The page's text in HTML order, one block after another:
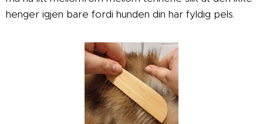
henger igjen bare fordi hunden din har fyldig pels.